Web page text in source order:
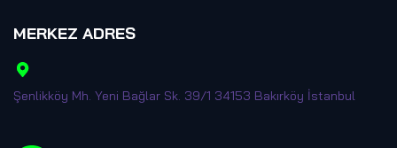
MERKEZ ADRES
Şenlikköy Mh. Yeni Bağlar Sk. 39/1 34153 Bakırköy İstanbul